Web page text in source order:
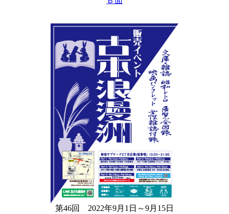
第46回 2022年9月1日～9月15日